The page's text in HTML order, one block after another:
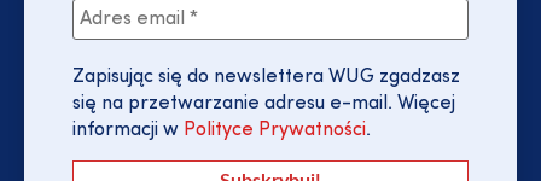
Zapisując się do newslettera WUG zgadzasz
się na przetwarzanie adresu e-mail. Więcej
informacji w Polityce Prywatności.